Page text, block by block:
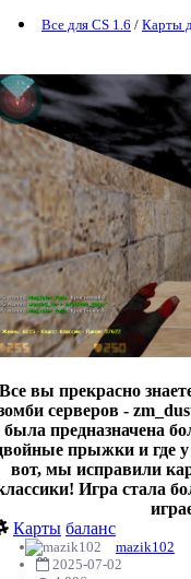
Все для CS 1.6 / Карты
Все вы прекрасно
серверов -
была предназначена
прыжки и где
вот, мы исправили
Игра стала
Карты баланс
mazik102
2025-07-02